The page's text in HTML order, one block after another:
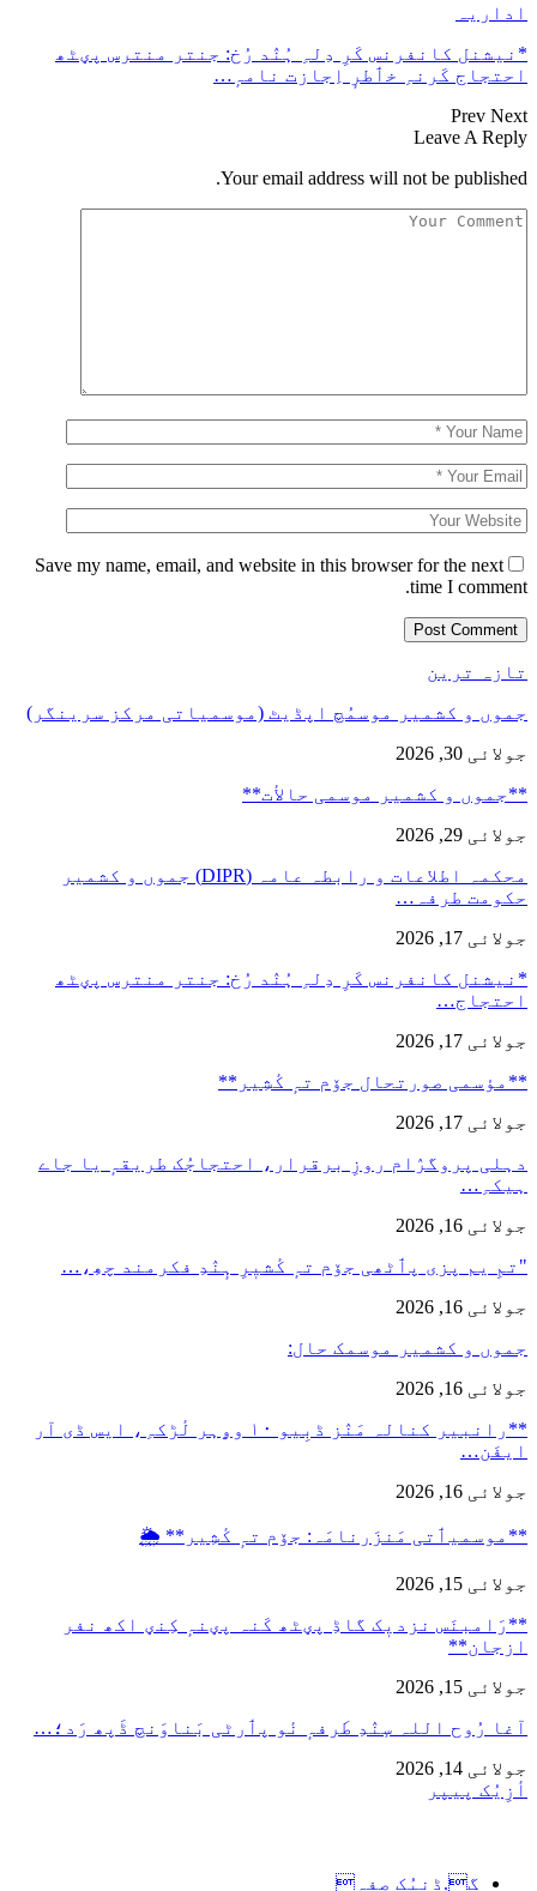
اداریہ
*نیشنل کانفرنس کَرِ دِلہِ ہُنٛد رُخ: جنتر منترس پؠٹھ
احتجاج کَرنہِ خٲطرٕ اِجازت نامہٕ…
Prev Next
Leave A Reply
Your email address will not be published.
Save my name, email, and website in this browser for the next
time I comment.
تازہ ترین
جموں و کشمیر موسمُچ اپڈیٹ (موسمیاتی مرکز سرینگر)
جولائی 30, 2026
**جموں و كشمیر موسمی حالأت**
جولائی 29, 2026
محکمہ اطلاعات و رابطہ عامہ (DIPR) جموں و کشمیر
حکومت طرفہ…
جولائی 17, 2026
*نیشنل کانفرنس کَرِ دِلہِ ہُنٛد رُخ: جنتر منترس پؠٹھ
احتجاج…
جولائی 17, 2026
**مؤسمی صورتحال جۆم تہٕ کٔشِیر**
جولائی 17, 2026
دہلی پروگرٛام روزِ برقرار، احتجاجُک طریقہٕ یا جاے
ہیکہِ…
جولائی 16, 2026
"تمِ یم پزی پٲٹھی جۆم تہٕ کٔشیٖرِ ہٕنٛدِ فکرمند چھِ،…
جولائی 16, 2026
جموں و کشمیر موسمک حال:
جولائی 16, 2026
**رانبیر کنالہ مَنٛز ڈبِیو ۱۰ وۄہر لٔڑکہِ، ایس ڈی آر
ایفَن…
جولائی 16, 2026
**موسمیٲتی مَنزَرنامَہ: جۆم تہٕ کٔشِیر** 🌦️
جولائی 15, 2026
**رَامبنَس نزدیٖک گاڈِ پؠٹھ کَنہ پؠنہٕ کِنؠ اکھ نفر
ازجان**
جولائی 15, 2026
آغا رُوح اللہ سٕنٛدِ طَرفہٕ نٔو پٲرٹی بَناوَنچ ڈَپھ رَد؛…
جولائی 14, 2026
أزِیُک پیپر
گ.ڈنیُک صفہ